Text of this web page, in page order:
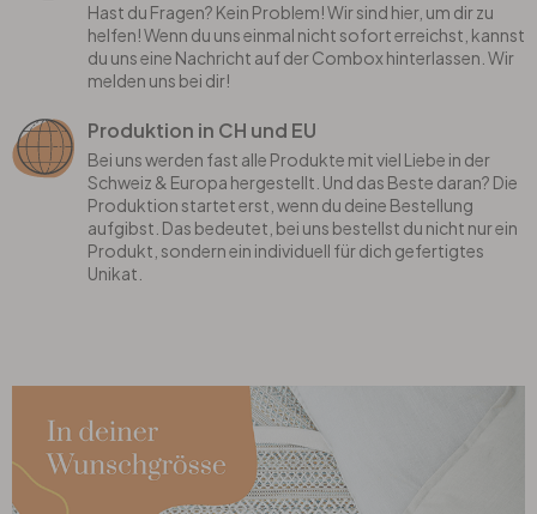
Hast du Fragen? Kein Problem! Wir sind hier, um dir zu
helfen! Wenn du uns einmal nicht sofort erreichst, kannst
du uns eine Nachricht auf der Combox hinterlassen. Wir
melden uns bei dir!
Produktion in CH und EU
Bei uns werden fast alle Produkte mit viel Liebe in der
Schweiz & Europa hergestellt. Und das Beste daran? Die
Produktion startet erst, wenn du deine Bestellung
aufgibst. Das bedeutet, bei uns bestellst du nicht nur ein
Produkt, sondern ein individuell für dich gefertigtes
Unikat.